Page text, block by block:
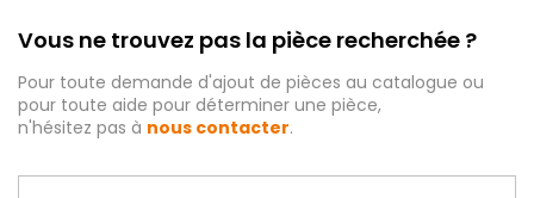
Vous ne trouvez pas la pièce recherchée ?
Pour toute demande d'ajout de pièces au catalogue ou
pour toute aide pour déterminer une pièce,
n'hésitez pas à nous contacter.